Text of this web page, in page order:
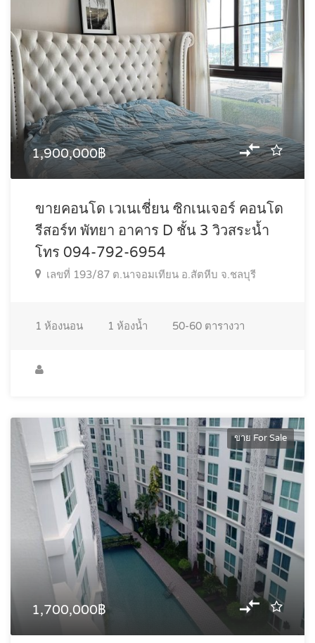
1,900,000฿
ขายคอนโด เวเนเชี่ยน ซิกเนเจอร์ คอนโด
รีสอร์ท พัทยา อาคาร D ชั้น 3 วิวสระน้ำ
โทร 094-792-6954
เลขที่ 193/87 ต.นาจอมเทียน อ.สัตหีบ จ.ชลบุรี
1 ห้องนอน 1 ห้องน้ำ 50-60 ตารางวา
ขาย For Sale
1,700,000฿